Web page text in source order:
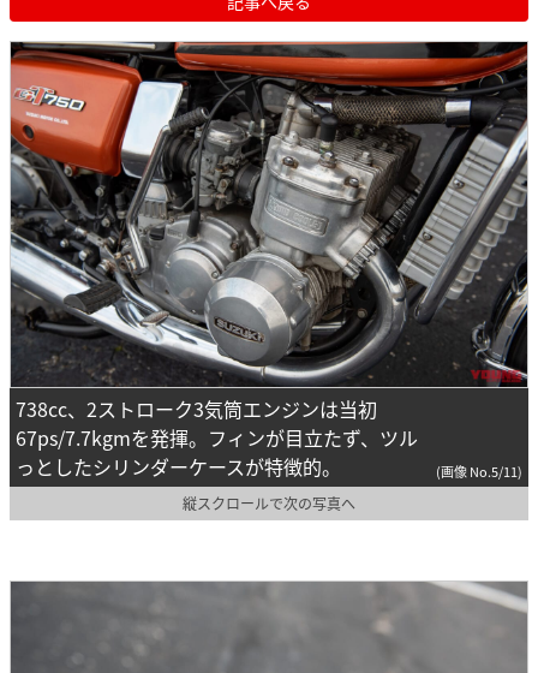
738cc、2ストローク3気筒エンジンは当初
67ps/7.7kgmを発揮。フィンが目立たず、ツル
っとしたシリンダーケースが特徴的。
(画像 No.5/11)
縦スクロールで次の写真へ